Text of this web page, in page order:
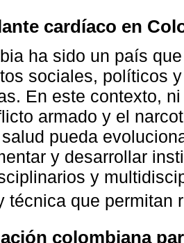
cardíaco en
ha sido un país
sociales, políticos
En este contexto,
armado y el
pueda
y desarrollar
y
técnica que permitan
colombiana